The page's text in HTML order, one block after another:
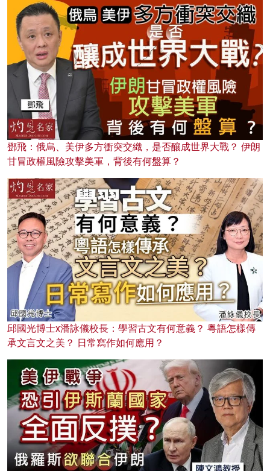
鄧飛：俄烏、美伊多方衝突交織，是否釀成世界大戰？ 伊朗
甘冒政權風險攻擊美軍，背後有何盤算？
邱國光博士x潘詠儀校長：學習古文有何意義？ 粵語怎樣傳
承文言文之美？ 日常寫作如何應用？